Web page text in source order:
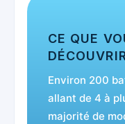
CE QUE
Environ 200
allant de 4 à
majorité de